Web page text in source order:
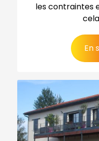
les contraintes
En